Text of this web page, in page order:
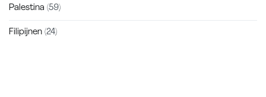
Palestina (59)
Filipijnen (24)